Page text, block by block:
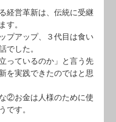
経営革新は、伝統に受継
す。
プアップ、３代目は食い
でした。
っているのか」と言う先
を実践できたのではと思
②お金は人様のために使
です。